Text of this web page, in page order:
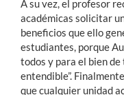
A su vez, el profesor
académicas solicitar
beneficios que ello
estudiantes, porque
todos y para el bien de
entendible”.
que cualquier unidad